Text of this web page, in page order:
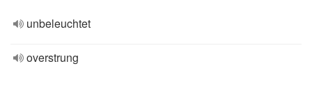
unbeleuchtet
overstrung